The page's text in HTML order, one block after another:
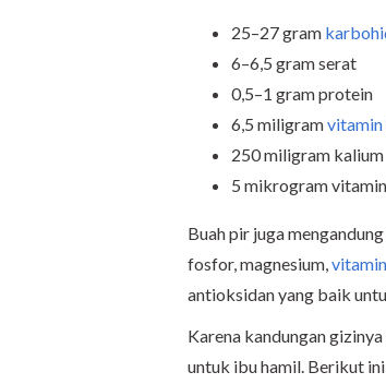
25–27 gram
6–6,5 gram serat
0,5–1 gram protein
6,5 miligramvitamin
250 miligram kalium
5 mikrogram
Buah pir juga
fosfor, magnesium,
antioksidan yang baik
Karena kandungan
untuk ibu hamil. Berikut